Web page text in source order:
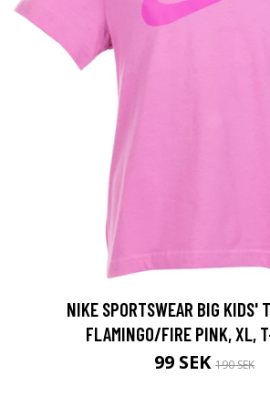
NIKE SPORTSWEAR BIG KIDS'
FLAMINGO/FIRE PINK, XL,
99 SEK 190 SEK